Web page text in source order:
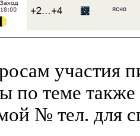
участия
по теме также
№ тел. для